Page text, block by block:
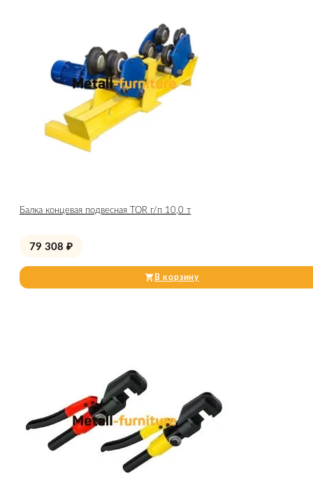
Балка концевая подвесная TOR г/п 10,0 т
79 308 ₽
В корзину